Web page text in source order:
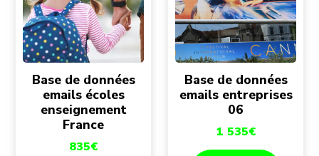
Base de données
emails écoles
enseignement
France
835€
Base de données
emails entreprises
06
1 535€